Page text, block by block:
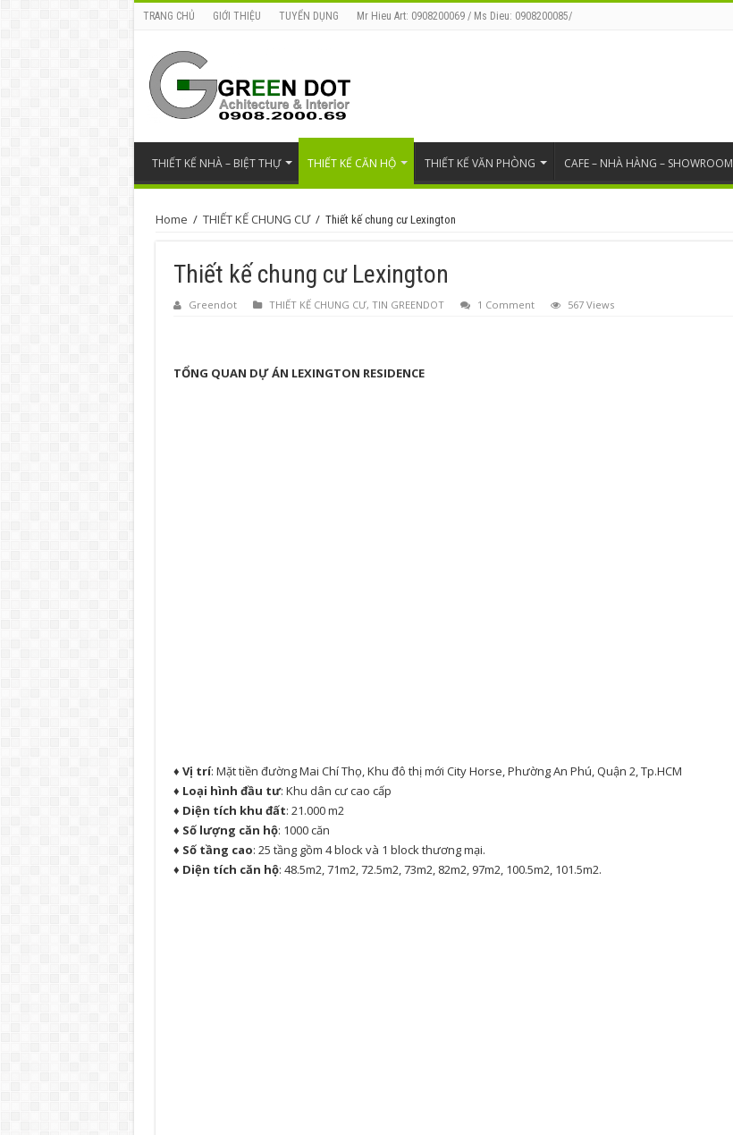
TRANG CHỦ GIỚI THIỆU TUYỂN DỤNG Mr Hieu Art: 0908200069 / Ms Dieu: 0908200085/
THIẾT KẾ NHÀ – BIỆT THỰ THIẾT KẾ CĂN HỘ THIẾT KẾ VĂN PHÒNG CAFE – NHÀ HÀNG – SHOWROOM
Home / THIẾT KẾ CHUNG CƯ / Thiết kế chung cư Lexington
Thiết kế chung cư Lexington
Greendot THIẾT KẾ CHUNG CƯ, TIN GREENDOT 1 Comment 567 Views
TỔNG QUAN DỰ ÁN LEXINGTON RESIDENCE
♦ Vị trí: Mặt tiền đường Mai Chí Thọ, Khu đô thị mới City Horse, Phường An Phú, Quận 2, Tp.HCM
♦ Loại hình đầu tư: Khu dân cư cao cấp
♦ Diện tích khu đất: 21.000 m2
♦ Số lượng căn hộ: 1000 căn
♦ Số tầng cao: 25 tầng gồm 4 block và 1 block thương mại.
♦ Diện tích căn hộ: 48.5m2, 71m2, 72.5m2, 73m2, 82m2, 97m2, 100.5m2, 101.5m2.